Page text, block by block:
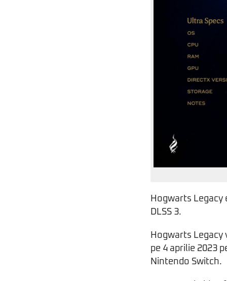
Hogwarts Legacy
DLSS 3.
Hogwarts Legacy
pe 4 aprilie 2023
Nintendo Switch.